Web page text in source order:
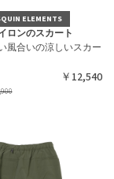
ELEMENTS
ロンのスカート
風合いの涼しいスカー
￥12,540